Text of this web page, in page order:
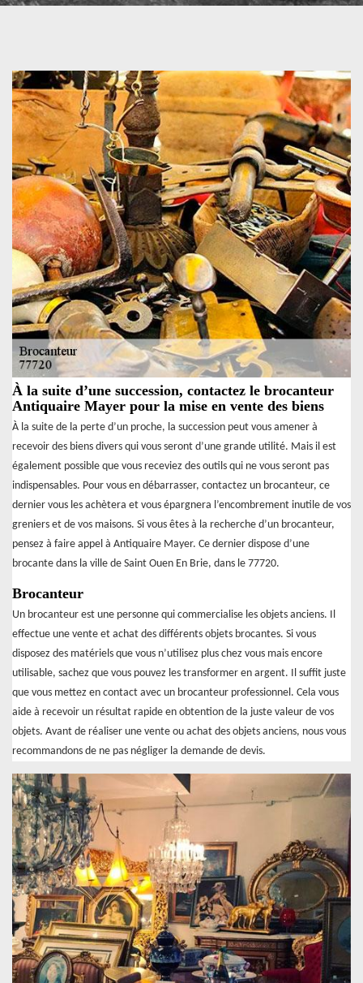
À la suite d’une succession, contactez le brocanteur
Antiquaire Mayer pour la mise en vente des biens
À la suite de la perte d’un proche, la succession peut vous amener à
recevoir des biens divers qui vous seront d’une grande utilité. Mais il est
également possible que vous receviez des outils qui ne vous seront pas
indispensables. Pour vous en débarrasser, contactez un brocanteur, ce
dernier vous les achètera et vous épargnera l’encombrement inutile de vos
greniers et de vos maisons. Si vous êtes à la recherche d’un brocanteur,
pensez à faire appel à Antiquaire Mayer. Ce dernier dispose d’une
brocante dans la ville de Saint Ouen En Brie, dans le 77720.
Brocanteur
Un brocanteur est une personne qui commercialise les objets anciens. Il
effectue une vente et achat des différents objets brocantes. Si vous
disposez des matériels que vous n’utilisez plus chez vous mais encore
utilisable, sachez que vous pouvez les transformer en argent. Il suffit juste
que vous mettez en contact avec un brocanteur professionnel. Cela vous
aide à recevoir un résultat rapide en obtention de la juste valeur de vos
objets. Avant de réaliser une vente ou achat des objets anciens, nous vous
recommandons de ne pas négliger la demande de devis.